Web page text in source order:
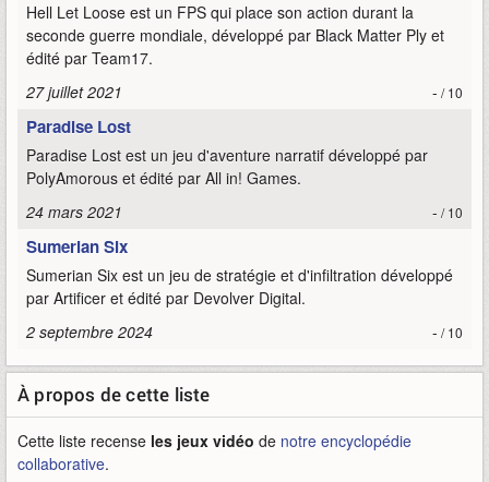
Hell Let Loose est un FPS qui place son action durant la
seconde guerre mondiale, développé par Black Matter Ply et
édité par Team17.
27 juillet 2021
- / 10
Paradise Lost
Paradise Lost est un jeu d'aventure narratif développé par
PolyAmorous et édité par All in! Games.
24 mars 2021
- / 10
Sumerian Six
Sumerian Six est un jeu de stratégie et d'infiltration développé
par Artificer et édité par Devolver Digital.
2 septembre 2024
- / 10
À propos de cette liste
Cette liste recense les jeux vidéo de notre encyclopédie
collaborative.